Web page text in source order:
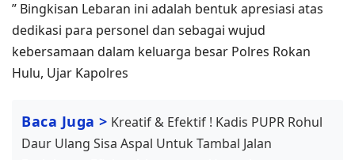
” Bingkisan Lebaran ini adalah bentuk apresiasi atas
dedikasi para personel dan sebagai wujud
kebersamaan dalam keluarga besar Polres Rokan
Hulu, Ujar Kapolres
Baca Juga > Kreatif & Efektif ! Kadis PUPR Rohul
Daur Ulang Sisa Aspal Untuk Tambal Jalan